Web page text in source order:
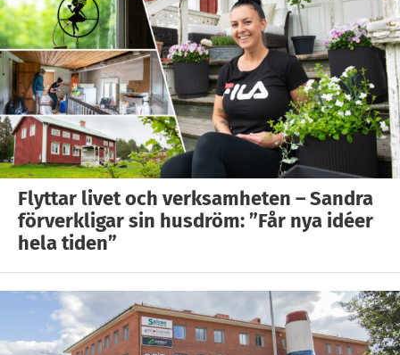
Flyttar livet och verksamheten – Sandra
förverkligar sin husdröm: ”Får nya idéer
hela tiden”